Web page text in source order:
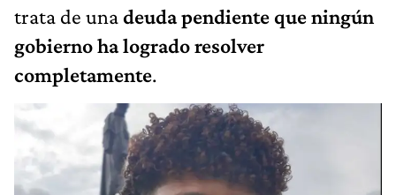
trata de unadeuda pendiente que ningún
gobierno ha logrado resolver
completamente.